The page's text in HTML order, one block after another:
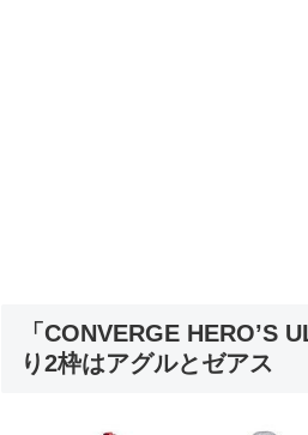
「CONVERGE HERO’S
り2枠はアグルとゼアス